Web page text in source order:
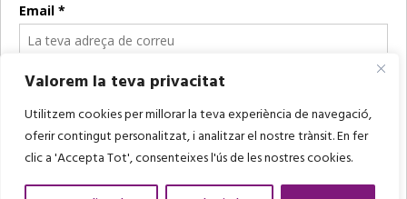
Valorem la teva privacitat
Utilitzem cookies per millorar la teva experiència de navegació,
oferir contingut personalitzat, i analitzar el nostre trànsit. En fer
clic a 'Accepta Tot', consenteixes l'ús de les nostres cookies.